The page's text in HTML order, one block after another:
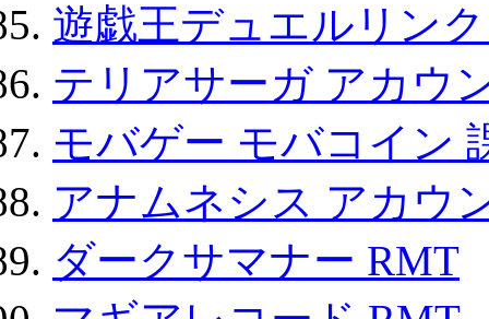
遊戯王デュエルリン
テリアサーガ アカウ
モバゲー モバコイン
アナムネシス アカウ
ダークサマナー RMT